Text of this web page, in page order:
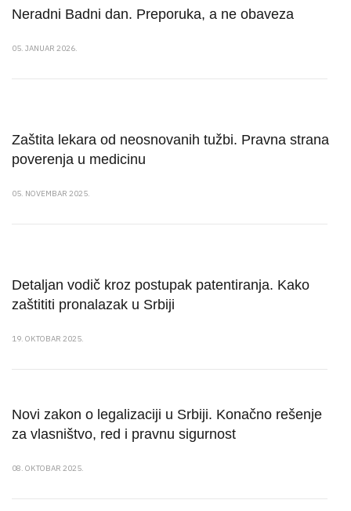
Neradni Badni dan. Preporuka, a ne obaveza
05. JANUAR 2026.
Zaštita lekara od neosnovanih tužbi. Pravna strana
poverenja u medicinu
05. NOVEMBAR 2025.
Detaljan vodič kroz postupak patentiranja. Kako
zaštititi pronalazak u Srbiji
19. OKTOBAR 2025.
Novi zakon o legalizaciji u Srbiji. Konačno rešenje
za vlasništvo, red i pravnu sigurnost
08. OKTOBAR 2025.